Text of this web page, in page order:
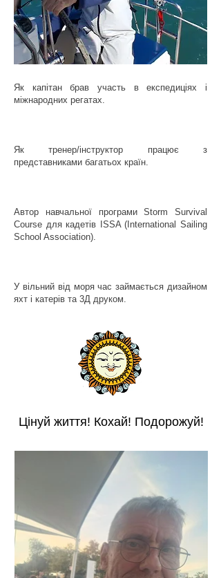
Як капітан брав участь в експедиціях і
міжнародних регатах.
Як тренер/інструктор працює з
представниками багатьох країн.
Автор навчальної програми Storm Survival
Course для кадетів ISSA (International Sailing
School Association).
У вільний від моря час займається дизайном
яхт і катерів та 3Д друком.
Цінуй життя! Кохай! Подорожуй!